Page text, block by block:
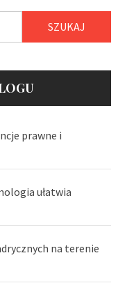
prawne i
ułatwia
na terenie